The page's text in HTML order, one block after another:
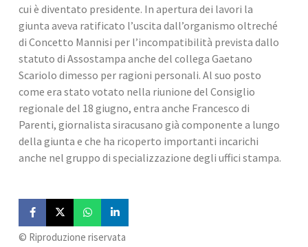
cui è diventato presidente. In apertura dei lavori la
giunta aveva ratificato l’uscita dall’organismo oltreché
di Concetto Mannisi per l’incompatibilità prevista dallo
statuto di Assostampa anche del collega Gaetano
Scariolo dimesso per ragioni personali. Al suo posto
come era stato votato nella riunione del Consiglio
regionale del 18 giugno, entra anche Francesco di
Parenti, giornalista siracusano già componente a lungo
della giunta e che ha ricoperto importanti incarichi
anche nel gruppo di specializzazione degli uffici stampa.
©️ Riproduzione riservata